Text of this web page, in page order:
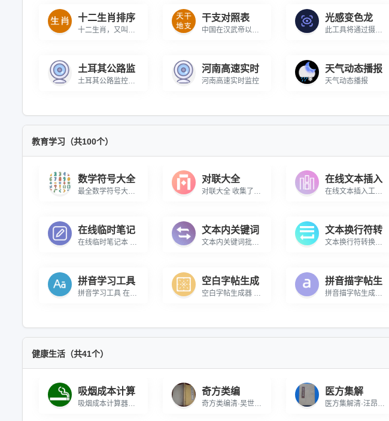
十二生肖排序
十二生肖，又叫属相、年兽，是中国与十二地支相配以人出生年份的十二种动物，包括鼠，牛，虎，兔，龙，蛇，马，羊，猴，鸡，狗，猪。\r\n\r\n十二生肖与十二地支相配用于记年，是十二地支的形象化代表，即子（鼠）、丑（牛）、寅（虎）、卯（兔）、辰（龙）、巳（蛇）、午（马）、未（羊）、申（猴）、酉（鸡）、戌（狗）、亥（猪），随着历史的发展逐渐融合到相生相克的民间信仰观念，表现在婚姻、人生、年运等，每一种生肖都有丰富的传说，并以此形成一种观念阐释系统，成为民间文化中的形象哲学，如婚配上的属相、庙会祈祷、本命年等。现代，更多人把生肖作为春节的吉祥物，成为娱乐文化活动的象征。
干支对照表
中国在汉武帝以前用天干地支纪年；从汉武帝到清末，用皇帝年号加天干地支纪年；民国初期用民国诞生时间来纪年兼或使用公元纪年，民国以后广泛采用公元纪年。
光感变色龙
此工具将通过摄像头捕捉环境光，屏幕颜色会随光线强弱实时变换
土耳其公路监
土耳其公路监控摄像机
河南高速实时
河南高速实时监控
天气动态播报
天气动态播报
教育学习（共100个）
数学符号大全
最全数学符号大全，包含运算符号、几何符号、集合论符号、逻辑符号、微积分符号、希腊字母、关系符号等各类常用数学符号，支持一键复制，满足学习、办公、教学等各类需求。
对联大全
对联大全 收集了大量的对联，可搜索查询
在线文本插入
在线文本插入工具 在线给文本中批量插入指定的字符
在线临时笔记
在线临时笔记本 在线临时记录信息的笔记本
文本内关键词
文本内关键词批量替换 在线对文本内容中的多个指定关键词批量替换
文本换行符转
文本换行符转换行工具 在线将文本中的换行符转为换行
拼音学习工具
拼音学习工具 在线教你学习拼音字母
空白字帖生成
空白字帖生成器 在线生成空白字帖，可进行打印
拼音描字帖生
拼音描字帖生成器 在线生成拼音描字帖，可进行打印
健康生活（共41个）
吸烟成本计算
吸烟成本计算器在线免费使用，精准计算每日、每月、每年、3年、5年、10年吸烟花费，直观展示吸烟的经济成本，助力了解吸烟费用支出，推动健康戒烟，数据可下载保存，无需安装。
奇方类编
奇方类编清·吴世昌公元1644年—1911年《奇方类编》系《奇方类编》与《奇疾方》的合订本。《奇方类编》二卷。为清代江夏人吴世昌（半千）先生抄辑，由长白鄂奇善校。《奇方类编》分列二十七门，主要载录头面、须发、耳目、口鼻、牙齿、咽喉、心胃、噎膈、痰嗽、脾胃、血症、膨胀、痢泻、疟疾、风瘫、疝气、伤暑、伤寒、痔漏、损伤、疮毒急治、保养、补益、妇人、涉猎以及杂治等各种常儿病症的证治一方药，末附经验秘方，《奇方类编》累计治则方剂约800余种。《奇疾方》一卷。为清代竟陵人王远抄辑。主要载述某些奇疾怪症及其治法。
医方集解
医方集解清·汪昂公元1682年本书系我国清代著名医家汪昂搜罗古今名方，精心整理编撰而成，书成于清康熙二十一年（1682）。全书共分3卷，以正方及附方的形式选录古今临床常用方剂700余首，其中正方388首。全书按方剂的功用性质分为补养、涌吐、发表、攻里、表里、和解、理气、理血、祛风、祛寒、清暑、利湿、润燥、泻火、除痰、消导、收涩、杀虫、明目、痈疡，经产等21类。每方除列述方名、说明主治，介绍组成及附方加减之外，并引录各家学说阐明方义。书后附有提供仓促救急之用的”急救良方”及养生参考的”勿药元诠”。该书广搜古今诸家名方，汇集众说详加注释，选方切于实用，文字通俗简明，流传甚广，影响甚大，是一部简明实用的中医方剂学专著。本次整理以清康熙二十一年壬戌（1682）刊本为底本，经过精心校勘而成。书前增加导读，书后附有方剂索引，便于读者查阅。本书广泛适用于中医临床医生及中医爱好者参考使用。